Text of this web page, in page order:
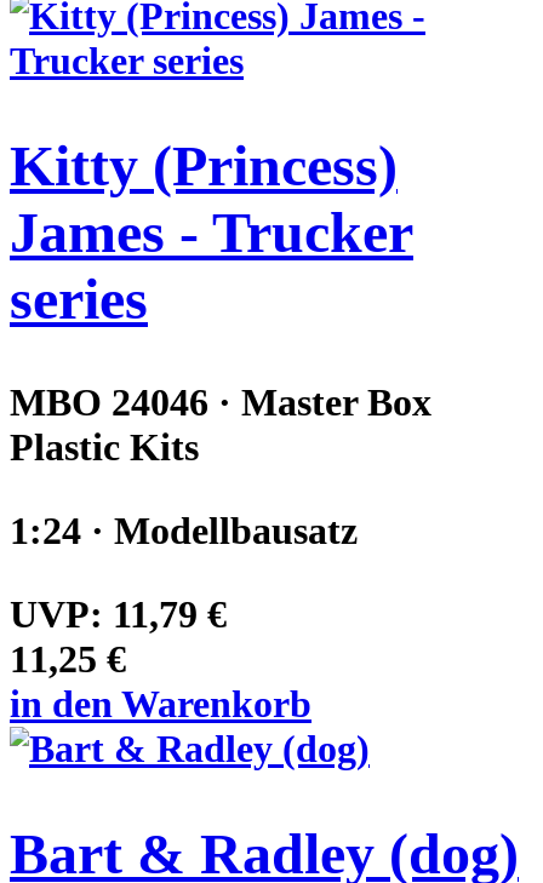
Kitty (Princess)
James - Trucker
series
MBO 24046 · Master Box
Plastic Kits
1:24 · Modellbausatz
UVP: 11,79 €
11,25 €
in den Warenkorb
Bart & Radley (dog)